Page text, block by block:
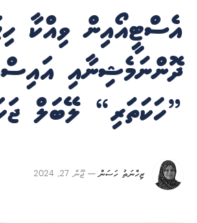
އެސްޓީއޯއިން ވިއްކާ
ދޮންނަމެޝިނާއި
”ހަކަތަރި“ ލޭބަލް
ޒިހްނަތު ހަސަން ޖޫން 27, 2024